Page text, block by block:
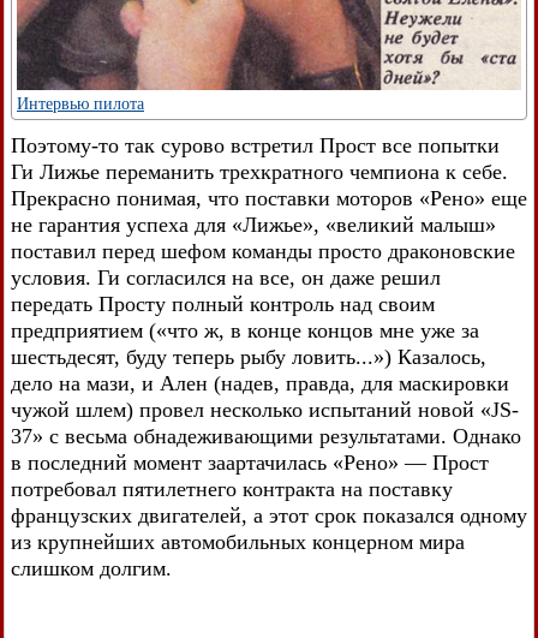
Интервью пилота
Поэтому-то так сурово встретил Прост все попытки
Ги Лижье переманить трехкратного чемпиона к себе.
Прекрасно понимая, что поставки моторов «Рено» еще
не гарантия успеха для «Лижье», «великий малыш»
поставил перед шефом команды просто драконовские
условия. Ги согласился на все, он даже решил
передать Просту полный контроль над своим
предприятием («что ж, в конце концов мне уже за
шестьдесят, буду теперь рыбу ловить...») Казалось,
дело на мази, и Ален (надев, правда, для маскировки
чужой шлем) провел несколько испытаний новой «JS-
37» с весьма обнадеживающими результатами. Однако
в последний момент заартачилась «Рено» — Прост
потребовал пятилетнего контракта на поставку
французских двигателей, а этот срок показался одному
из крупнейших автомобильных концерном мира
слишком долгим.